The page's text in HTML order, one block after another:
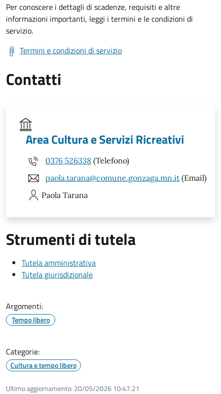
Per conoscere i dettagli di scadenze, requisiti e altre
informazioni importanti, leggi i termini e le condizioni di
servizio.
Termini e condizioni di servizio
Contatti
Area Cultura e Servizi Ricreativi
0376 526338 (Telefono)
paola.tarana@comune.gonzaga.mn.it (Email)
Paola Tarana
Strumenti di tutela
Tutela amministrativa
Tutela giurisdizionale
Argomenti:
Tempo libero
Categorie:
Cultura e tempo libero
Ultimo aggiornamento: 20/05/2026 10:47.21